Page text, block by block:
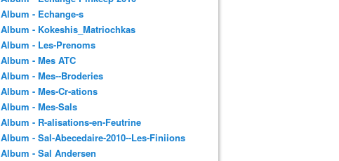
Album - Echange-s
Album - Kokeshis_Matriochkas
Album - Les-Prenoms
Album - Mes ATC
Album - Mes--Broderies
Album - Mes-Cr-ations
Album - Mes-Sals
Album - R-alisations-en-Feutrine
Album - Sal-Abecedaire-2010--Les-Finiions
Album - Sal Andersen